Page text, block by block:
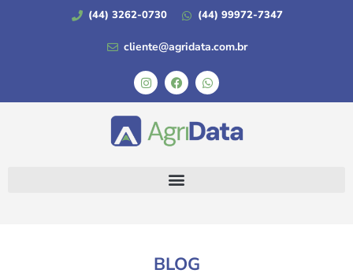
(44) 3262-0730 (44) 99972-7347
cliente@agridata.com.br
BLOG